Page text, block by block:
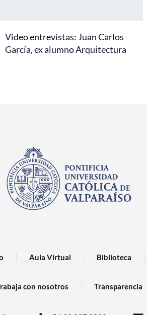
Video entrevistas: Juan Carlos
García, ex alumno Arquitectura
Aula Virtual Biblioteca
con nosotros Transparencia